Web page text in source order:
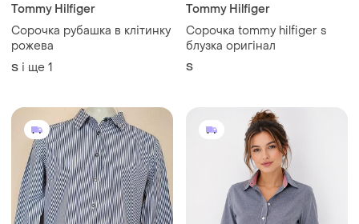
Tommy Hilfiger
Сорочка рубашка в клітинку
рожева
S і ще 1
Tommy Hilfiger
Сорочка tommy hilfiger s
блузка оригінал
S